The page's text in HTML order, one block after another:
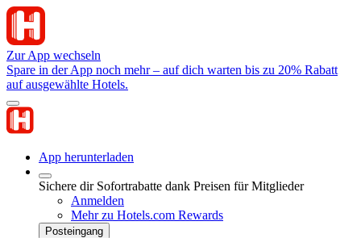
Zur App wechseln
Spare in der App noch mehr – auf dich warten bis zu 20% Rabatt
auf ausgewählte Hotels.
App herunterladen
Sichere dir Sofortrabatte dank Preisen für Mitglieder
Anmelden
Mehr zu Hotels.com Rewards
Posteingang